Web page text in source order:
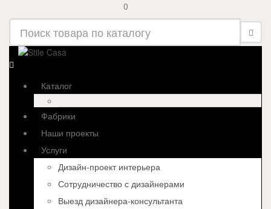
0
Каталог
Фабрики
Наши проекты
Услуги
Дизайн-проект интерьера
Сотрудничество с дизайнерами
Выезд дизайнера-консультанта